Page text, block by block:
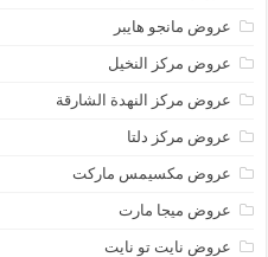
عروض مانجو هايبر
عروض مركز النخيل
عروض مركز النهدة الشارقة
عروض مركز دلتا
عروض مكسيمس ماركت
عروض ميجا مارت
عروض نايت تو نايت